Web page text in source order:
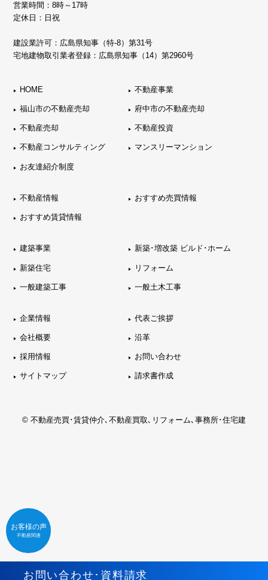
お問い合わせ･資料請求
営業時間：8時～17時
定休日：日祝
建設業許可：広島県知事（特-8）第31号
宅地建物取引業者登録：広島県知事（14）第2960号
HOME 不動産事業
福山市の不動産売却 府中市の不動産売却
不動産売却 不動産投資
不動産コンサルティング マンスリーマンション
お友達紹介制度
不動産情報 おすすめ売買情報
おすすめ賃貸情報
建築事業 新築･増改築 ビルド･ホーム
新築住宅 リフォーム
一般建築工事 一般土木工事
企業情報 代表ご挨拶
会社概要 沿革
採用情報 お問い合わせ
サイトマップ 請求書作成
© 不動産売買･賃貸仲介､不動産買取､リフォーム､事務所･住宅建
お客様の声
不動産関連